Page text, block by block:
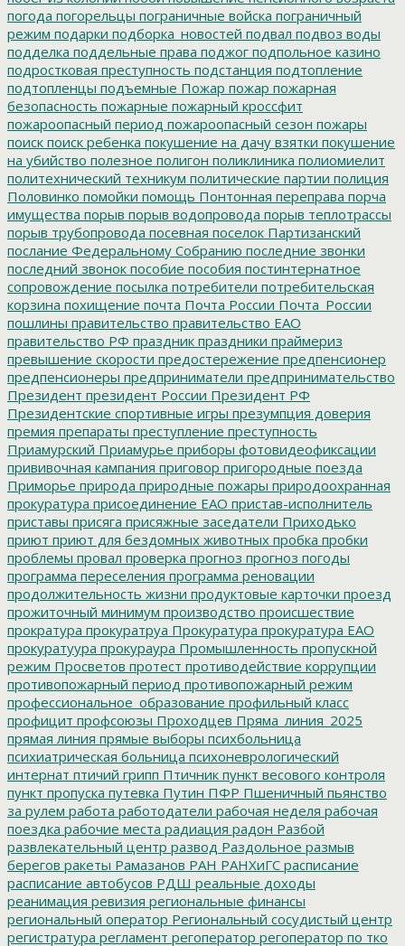
погода погорельцы пограничные войска пограничный
режим подарки подборка_новостей подвал подвоз воды
подделка поддельные права поджог подпольное казино
подростковая преступность подстанция подтопление
подтопленцы подъемные Пожар пожар пожарная
безопасность пожарные пожарный кроссфит
пожароопасный период пожароопасный сезон пожары
поиск поиск ребенка покушение на дачу взятки покушение
на убийство полезное полигон поликлиника полиомиелит
политехнический техникум политические партии полиция
Половинко помойки помощь Понтонная переправа порча
имущества порыв порыв водопровода порыв теплотрассы
порыв трубопровода посевная поселок Партизанский
послание Федеральному Собранию последние звонки
последний звонок пособие пособия постинтернатное
сопровождение посылка потребители потребительская
корзина похищение почта Почта России Почта_России
пошлины правительство правительство ЕАО
правительство РФ праздник праздники праймериз
превышение скорости предостережение предпенсионер
предпенсионеры предприниматели предпринимательство
Президент президент России Президент РФ
Президентские спортивные игры презумпция доверия
премия препараты преступление преступность
Приамурский Приамурье приборы фотовидеофиксации
прививочная кампания приговор пригородные поезда
Приморье природа природные пожары природоохранная
прокуратура присоединение ЕАО пристав-исполнитель
приставы присяга присяжные заседатели Приходько
приют приют для бездомных животных пробка пробки
проблемы провал проверка прогноз прогноз погоды
программа переселения программа реновации
продолжительность жизни продуктовые карточки проезд
прожиточный минимум производство происшествие
прократура прокуратруа Прокуратура прокуратура ЕАО
прокуратуура прокураура Промышленность пропускной
режим Просветов протест противодействие коррупции
противопожарный период противопожарный режим
профессиональное_образование профильный класс
профицит профсоюзы Проходцев Пряма_линия_2025
прямая линия прямые выборы психбольница
психиатрическая больница психоневрологический
интернат птичий грипп Птичник пункт весового контроля
пункт пропуска путевка Путин ПФР Пшеничный пьянство
за рулем работа работодатели рабочая неделя рабочая
поездка рабочие места радиация радон Разбой
развлекательный центр развод Раздольное размыв
берегов ракеты Рамазанов РАН РАНХиГС расписание
расписание автобусов РДШ реальные доходы
реанимация ревизия региональные финансы
региональный оператор Региональный сосудистый центр
регистратура регламент регоператор регоператор по тко